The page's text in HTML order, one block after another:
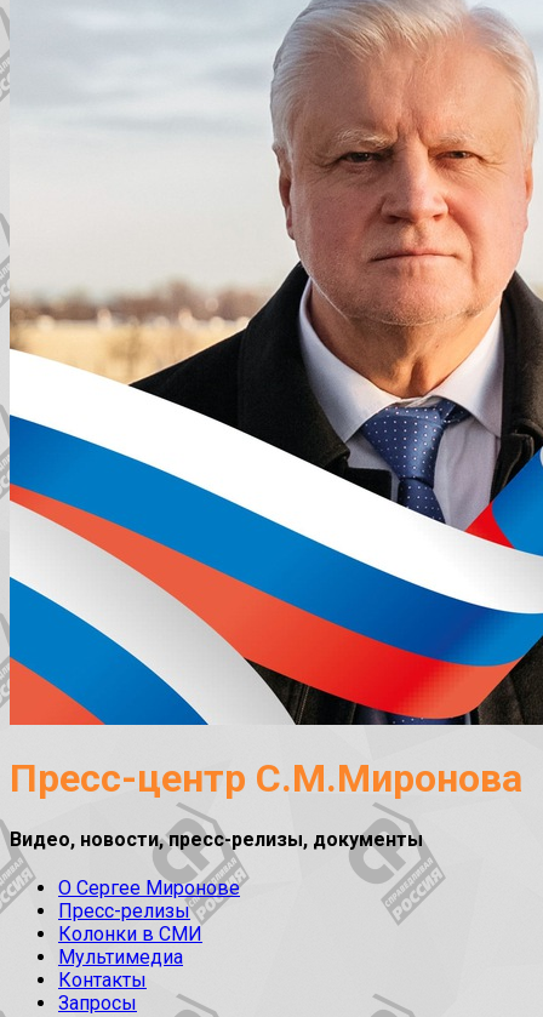
Пресс-центр С.М.Миронова
Видео, новости, пресс-релизы, документы
О Сергее Миронове
Пресс-релизы
Колонки в СМИ
Мультимедиа
Контакты
Запросы